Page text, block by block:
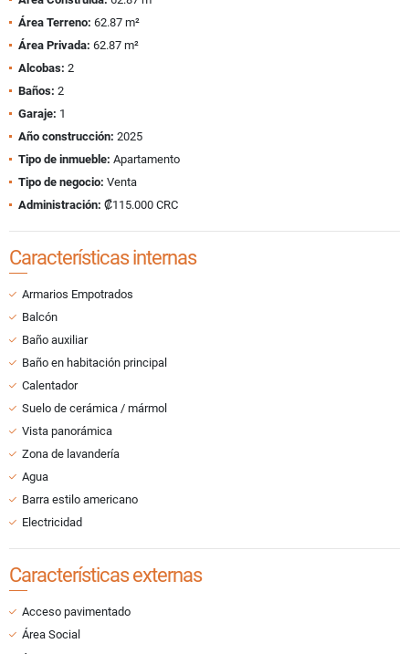
Área Terreno: 62.87 m²
Área Privada: 62.87 m²
Alcobas: 2
Baños: 2
Garaje: 1
Año construcción: 2025
Tipo de inmueble: Apartamento
Tipo de negocio: Venta
Administración: ₡115.000 CRC
Características internas
Armarios Empotrados
Balcón
Baño auxiliar
Baño en habitación principal
Calentador
Suelo de cerámica / mármol
Vista panorámica
Zona de lavandería
Agua
Barra estilo americano
Electricidad
Características externas
Acceso pavimentado
Área Social